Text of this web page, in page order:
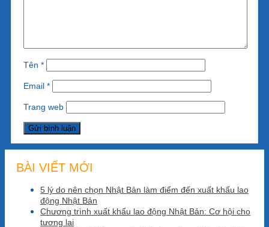
Tên *
Email *
Trang web
BÀI VIẾT MỚI
5 lý do nên chọn Nhật Bản làm điểm đến xuất khẩu lao
động Nhật Bản
Chương trình xuất khẩu lao động Nhật Bản: Cơ hội cho
tương lai